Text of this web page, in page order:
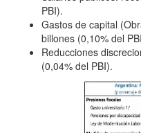
PBI).
Gastos de capital
billones (0,10% del
Reducciones
(0,04% del PBI).